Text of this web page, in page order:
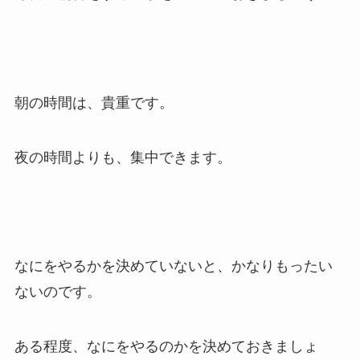
朝の時間は、貴重です。
夜の時間よりも、集中できます。
なにをやるかを決めていないと、かなりもったい
ないのです。
ある程度、なにをやるのかを決めておきましょ